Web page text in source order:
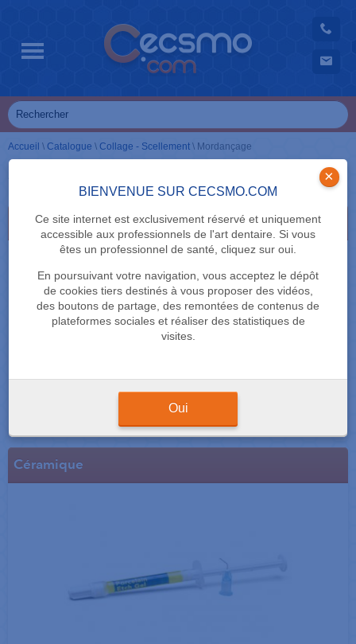
BIENVENUE SUR CECSMO.COM
Ce site internet est exclusivement réservé et uniquement
accessible aux professionnels de l'art dentaire. Si vous
êtes un professionnel de santé, cliquez sur oui.
En poursuivant votre navigation, vous acceptez le dépôt
de cookies tiers destinés à vous proposer des vidéos,
des boutons de partage, des remontées de contenus de
plateformes sociales et réaliser des statistiques de
visites.
×
Oui
Accueil \ Catalogue \ Collage - Scellement \ Mordançage
Email
Céramique